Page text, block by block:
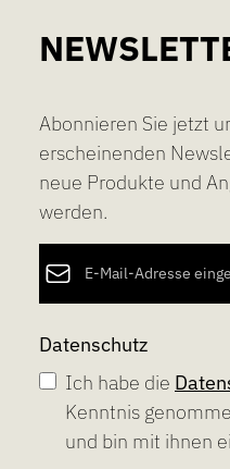
Abonnieren Sie jetzt
erscheinenden
neue Produkte und
werden.
Datenschutz
Ich habe die
Kenntnis
und bin mit ihnen